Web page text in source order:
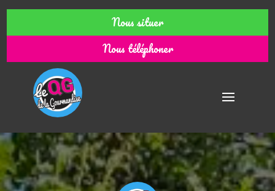
Nous situer
Nous téléphoner